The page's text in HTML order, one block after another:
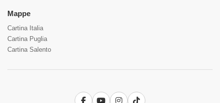
Mappe
Cartina Italia
Cartina Puglia
Cartina Salento